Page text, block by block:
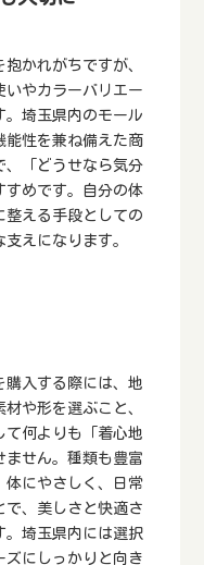
かれがちですが、
いやカラーバリエー
。埼玉県内のモール
能性を兼ね備えた商
、「どうせなら気分
すめです。自分の体
整える手段としての
えになります。
購入する際には、地
や形を選ぶこと、
て何よりも「着心地
ません。種類も豊富
体にやさしく、日常
で、美しさと快適さ
。埼玉県内には選択
ズにしっかりと向き